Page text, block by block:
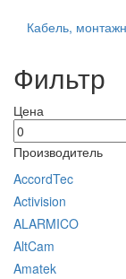
Кабель,
Фильтр
Цена
Производитель
AccordTec
Activision
ALARMICO
AltCam
Amatek